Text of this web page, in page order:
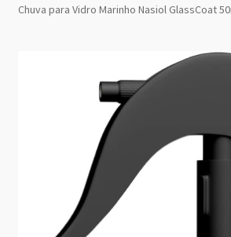
Chuva para Vidro Marinho Nasiol GlassCoat